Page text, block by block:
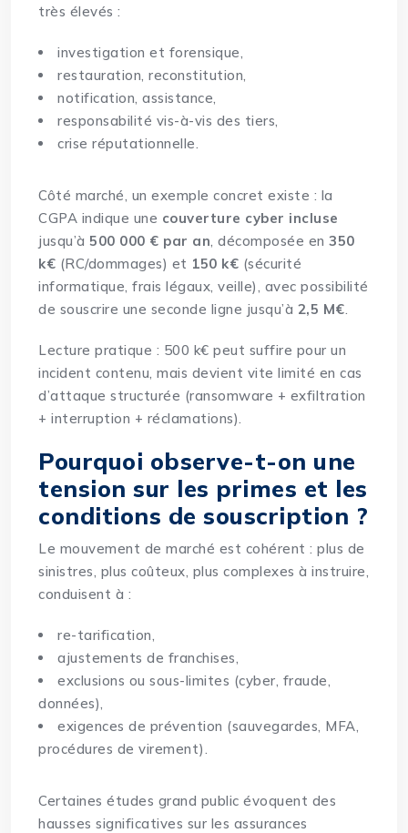
très élevés :
investigation et forensique,
restauration, reconstitution,
notification, assistance,
responsabilité vis-à-vis des tiers,
crise réputationnelle.
Côté marché, un exemple concret existe : la
CGPA indique une couverture cyber incluse
jusqu’à 500 000 € par an , décomposée en350
k€ (RC/dommages) et 150 k€ (sécurité
informatique, frais légaux, veille), avec possibilité
de souscrire une seconde ligne jusqu’à 2,5 M€
Lecture pratique : 500 k€ peut suffire pour un
incident contenu, mais devient vite limité en cas
d’attaque structurée (ransomware + exfiltration
+ interruption + réclamations).
Pourquoi observe-t-on une
tension sur les primes et les
conditions de souscription ?
Le mouvement de marché est cohérent : plus de
sinistres, plus coûteux, plus complexes à instruire,
conduisent à :
re-tarification,
ajustements de franchises,
exclusions ou sous-limites (cyber, fraude,
données),
exigences de prévention (sauvegardes, MFA,
procédures de virement).
Certaines études grand public évoquent des
hausses significatives sur les assurances